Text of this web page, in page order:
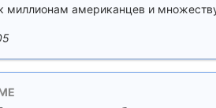
миллионам американцев и